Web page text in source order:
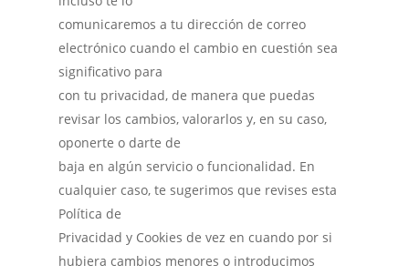
comunicaremos a tu dirección de correo
electrónico cuando el cambio en cuestión sea
significativo para
con tu privacidad, de manera que puedas
revisar los cambios, valorarlos y, en su caso,
oponerte o darte de
baja en algún servicio o funcionalidad. En
cualquier caso, te sugerimos que revises esta
Política de
Privacidad y Cookies de vez en cuando por si
hubiera cambios menores o introducimos